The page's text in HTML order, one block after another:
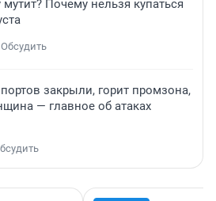
мутит? Почему нельзя купаться
Обсудить
закрыли, горит промзона,
— главное об атаках